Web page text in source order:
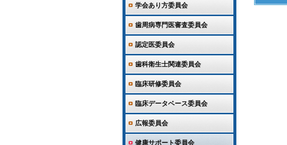
学会あり方委員会
歯周病専門医審査委員会
認定医委員会
歯科衛生士関連委員会
臨床研修委員会
臨床データベース委員会
広報委員会
健康サポート委員会